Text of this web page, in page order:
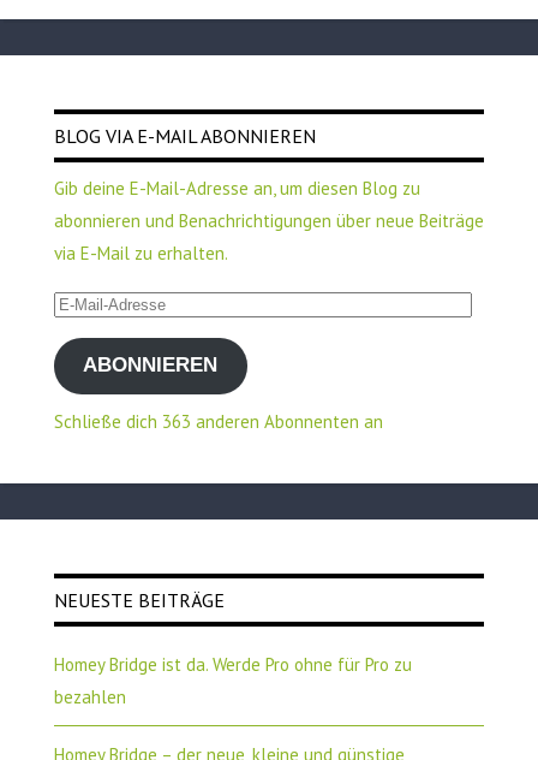
BLOG VIA E-MAIL ABONNIEREN
Gib deine E-Mail-Adresse an, um diesen Blog zu
abonnieren und Benachrichtigungen über neue Beiträge
via E-Mail zu erhalten.
E-
Mail-
AdresseABONNIEREN
Schließe dich 363 anderen Abonnenten an
NEUESTE BEITRÄGE
Homey Bridge ist da. Werde Pro ohne für Pro zu
bezahlen
Homey Bridge – der neue, kleine und günstige